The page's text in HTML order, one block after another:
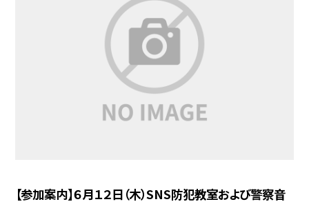
【参加案内】６月１２日（木）SNS防犯教室および警察音